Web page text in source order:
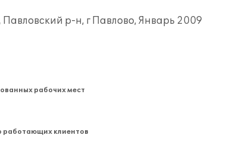
р-н, г Павлово, Январь 2009
рабочих мест
работающих клиентов